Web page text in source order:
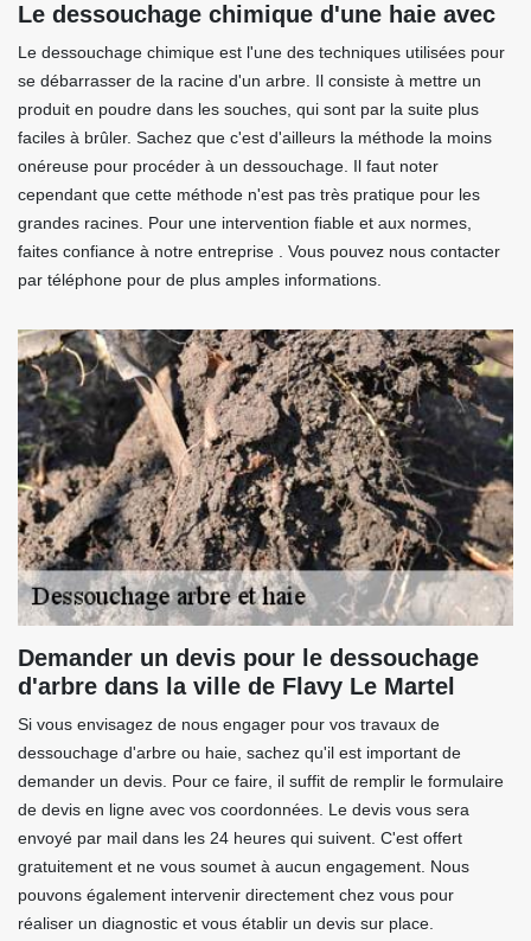
Le dessouchage chimique d'une haie avec
Le dessouchage chimique est l'une des techniques utilisées pour
se débarrasser de la racine d'un arbre. Il consiste à mettre un
produit en poudre dans les souches, qui sont par la suite plus
faciles à brûler. Sachez que c'est d'ailleurs la méthode la moins
onéreuse pour procéder à un dessouchage. Il faut noter
cependant que cette méthode n'est pas très pratique pour les
grandes racines. Pour une intervention fiable et aux normes,
faites confiance à notre entreprise . Vous pouvez nous contacter
par téléphone pour de plus amples informations.
Demander un devis pour le dessouchage
d'arbre dans la ville de Flavy Le Martel
Si vous envisagez de nous engager pour vos travaux de
dessouchage d'arbre ou haie, sachez qu'il est important de
demander un devis. Pour ce faire, il suffit de remplir le formulaire
de devis en ligne avec vos coordonnées. Le devis vous sera
envoyé par mail dans les 24 heures qui suivent. C'est offert
gratuitement et ne vous soumet à aucun engagement. Nous
pouvons également intervenir directement chez vous pour
réaliser un diagnostic et vous établir un devis sur place.